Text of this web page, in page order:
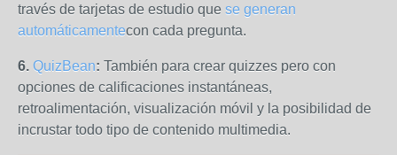
través de tarjetas de estudio que se generan
automáticamentecon cada pregunta.
6. QuizBean: También para crear quizzes pero con
opciones de calificaciones instantáneas,
retroalimentación, visualización móvil y la posibilidad de
incrustar todo tipo de contenido multimedia.